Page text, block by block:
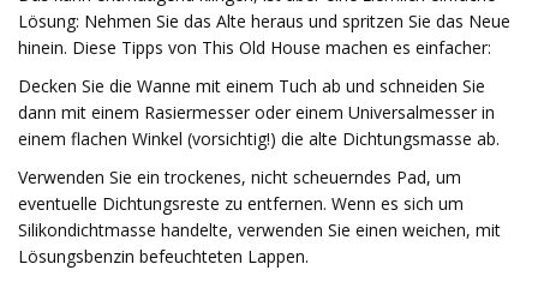
Lösung: Nehmen Sie das Alte heraus und spritzen Sie das Neue
hinein. Diese Tipps von This Old House machen es einfacher:
Decken Sie die Wanne mit einem Tuch ab und schneiden Sie
dann mit einem Rasiermesser oder einem Universalmesser in
einem flachen Winkel (vorsichtig!) die alte Dichtungsmasse ab.
Verwenden Sie ein trockenes, nicht scheuerndes Pad, um
eventuelle Dichtungsreste zu entfernen. Wenn es sich um
Silikondichtmasse handelte, verwenden Sie einen weichen, mit
Lösungsbenzin befeuchteten Lappen.